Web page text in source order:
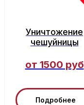
Уничтожение
чешуйницы
от 1500 руб
Подробнее